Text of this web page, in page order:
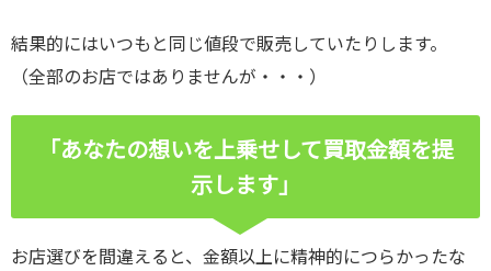
結果的にはいつもと同じ値段で販売していたりします。
（全部のお店ではありませんが・・・）
「あなたの想いを上乗せして買取金額を提
示します」
お店選びを間違えると、金額以上に精神的につらかったな